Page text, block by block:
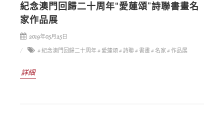
紀念澳門回歸二十周年“愛蓮頌”詩聯書畫名
家作品展
2019年05月25日
# 紀念澳門回歸二十周年# 愛蓮頌# 詩聯# 書畫# 名家 # 作品展
詳細